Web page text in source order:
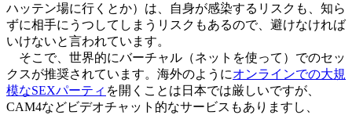
ハッテン場に行くとか）は、自身が感染するリスクも、知ら
ずに相手にうつしてしまうリスクもあるので、避けなければ
いけないと言われています。
そこで、世界的にバーチャル（ネットを使って）でのセッ
クスが推奨されています。海外のようにオンラインでの大規
模なSEXパーティ を開くことは日本では厳しいですが、
CAM4などビデオチャット的なサービスもありますし、